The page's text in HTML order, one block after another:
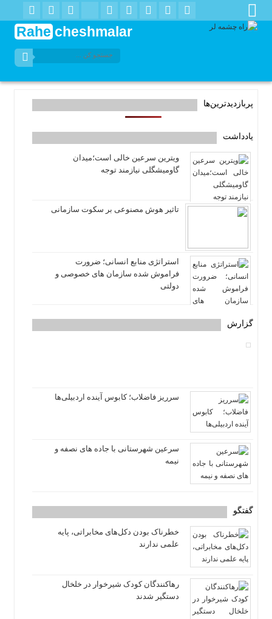
Rahe cheshmalar
پربازدیدترین‌ها
یادداشت
ویترین سرعین خالی است؛میدان
گاومیشگلی نیازمند توجه
تاثیر هوش مصنوعی بر سکوت سازمانی
استراتژی منابع انسانی؛ ضرورت
فراموش شده سازمان های خصوصی و
دولتی
گزارش
سرریز فاضلاب؛ کابوس آینده اردبیلی‌ها
سرعین شهرستانی با جاده های نصفه و
نیمه
گفتگو
خطرناک بودن دکل‌های مخابراتی، پایه
علمی ندارند
رهاکنندگان کودک شیرخوار در خلخال
دستگیر شدند